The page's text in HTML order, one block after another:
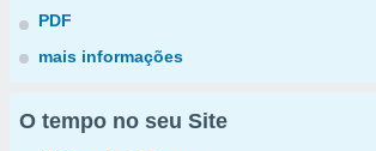
PDF
mais informações
O tempo no seu Site